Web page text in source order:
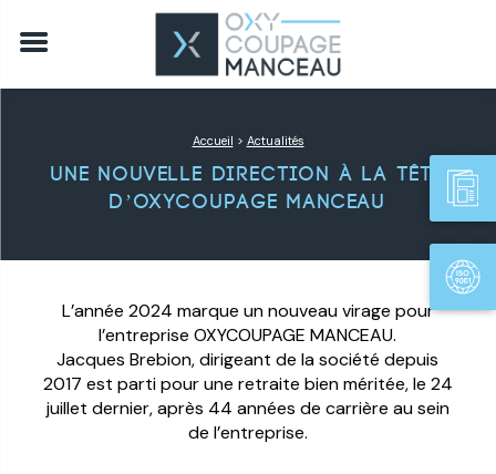
Accueil > Actualités
Une nouvelle direction à la tête
d’oxycoupage manceau
L’année 2024 marque un nouveau virage pour
l’entreprise OXYCOUPAGE MANCEAU.
Jacques Brebion, dirigeant de la société depuis
2017 est parti pour une retraite bien méritée, le 24
juillet dernier, après 44 années de carrière au sein
de l’entreprise.